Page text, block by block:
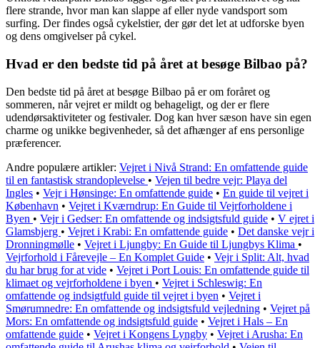
flere strande, hvor man kan slappe af eller nyde vandsport som
surfing. Der findes også cykelstier, der gør det let at udforske byen
og dens omgivelser på cykel.
Hvad er den bedste tid på året at besøge Bilbao på?
Den bedste tid på året at besøge Bilbao på er om foråret og
sommeren, når vejret er mildt og behageligt, og der er flere
udendørsaktiviteter og festivaler. Dog kan hver sæson have sin egen
charme og unikke begivenheder, så det afhænger af ens personlige
præferencer.
Andre populære artikler: Vejret i Nivå Strand: En omfattende guide
til en fantastisk strandoplevelse • Vejen til bedre vejr: Playa del
Ingles • Vejr i Hønsinge: En omfattende guide • En guide til vejret i
København • Vejret i Kværndrup: En Guide til Vejrforholdene i
Byen • Vejr i Gedser: En omfattende og indsigtsfuld guide • V ejret i
Glamsbjerg • Vejret i Krabi: En omfattende guide • Det danske vejr i
Dronningmølle • Vejret i Ljungby: En Guide til Ljungbys Klima •
Vejrforhold i Fårevejle – En Komplet Guide • Vejr i Split: Alt, hvad
du har brug for at vide • Vejret i Port Louis: En omfattende guide til
klimaet og vejrforholdene i byen • Vejret i Schleswig: En
omfattende og indsigtfuld guide til vejret i byen • Vejret i
Smørumnedre: En omfattende og indsigtsfuld vejledning • Vejret på
Mors: En omfattende og indsigtsfuld guide • Vejret i Hals – En
omfattende guide • Vejret i Kongens Lyngby • Vejret i Arusha: En